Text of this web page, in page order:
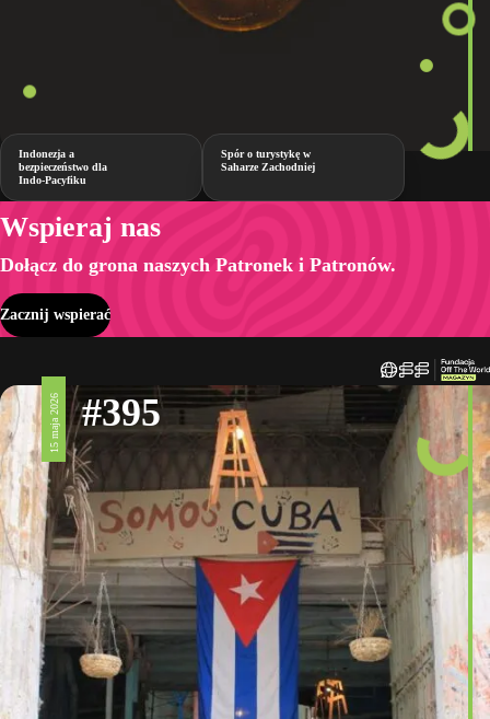
Indonezja a
bezpieczeństwo dla
Indo-Pacyfiku
Spór o turystykę w
Saharze Zachodniej
Wspieraj nas
Dołącz do grona naszych Patronek i Patronów.
Zacznij wspierać
15 maja 2026 #395